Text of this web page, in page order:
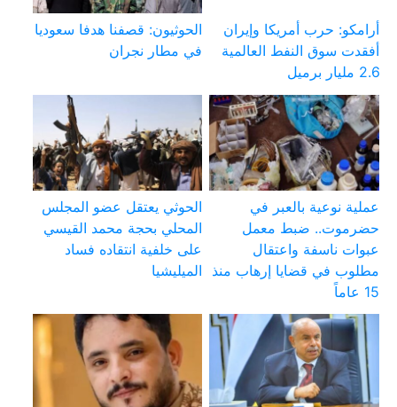
أرامكو: حرب أمريكا وإيران
أفقدت سوق النفط العالمية
2.6 مليار برميل
الحوثيون: قصفنا هدفا سعوديا
في مطار نجران
عملية نوعية بالعبر في
حضرموت.. ضبط معمل
عبوات ناسفة واعتقال
مطلوب في قضايا إرهاب منذ
15 عاماً
الحوثي يعتقل عضو المجلس
المحلي بحجة محمد القيسي
على خلفية انتقاده فساد
الميليشيا